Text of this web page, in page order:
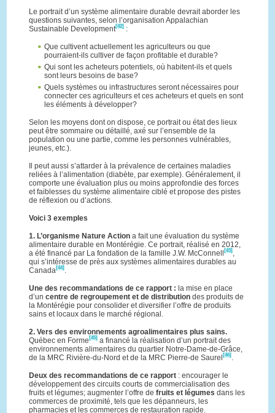
Le portrait d’un système alimentaire durable devrait aborder les
questions suivantes, selon l’organisation Appalachian
Sustainable Development[42] :
Que cultivent actuellement les agriculteurs ou que
pourraient-ils cultiver de façon profitable et durable?
Qui sont les acheteurs potentiels, où habitent-ils et quels
sont leurs besoins de base?
Quels systèmes ou infrastructures seront nécessaires pour
connecter ces agriculteurs et ces acheteurs et quels en sont
les éléments à développer?
Selon les moyens dont on dispose, ce portrait ou état des lieux
peut être sommaire ou détaillé, axé sur l’ensemble de la
population ou une partie, comme les personnes vulnérables,
jeunes, etc.).
Il peut aussi s’attarder à la prévalence de certaines maladies
reliées à l’alimentation (diabète, par exemple). Généralement, il
comporte une évaluation plus ou moins approfondie des forces
et faiblesses du système alimentaire ciblé et propose des pistes
de réflexion ou d’actions.
Voici 3 exemples
1. L’organisme Nature Actiona fait une évaluation du système
alimentaire durable en Montérégie. Ce portrait, réalisé en 2012,
a été financé par La fondation de la famille J.W. McConnell
[43] ,
qui s’intéresse de près aux systèmes alimentaires durables au
Canada[44] .
Une des recommandations de ce rapport : la mise en place
d’un centre de regroupement et de distributiondes produits de
la Montérégie pour consolider et diversifier l’offre de produits
sains et locaux dans le marché régional.
2. Vers des environnements agroalimentaires plus sains.
Québec en Forme [45] a financé la réalisation d’un portrait des
environnements alimentaires du quartier Notre-Dame-de-Grâce,
de la MRC Rivière-du-Nord et de la MRC Pierre-de Saurel [46] .
Deux des recommandations de ce rapport: encourager le
développement des circuits courts de commercialisation des
fruits et légumes; augmenter l’offre de fruits et légumes dans les
commerces de proximité, tels que les dépanneurs, les
pharmacies et les commerces de restauration rapide.